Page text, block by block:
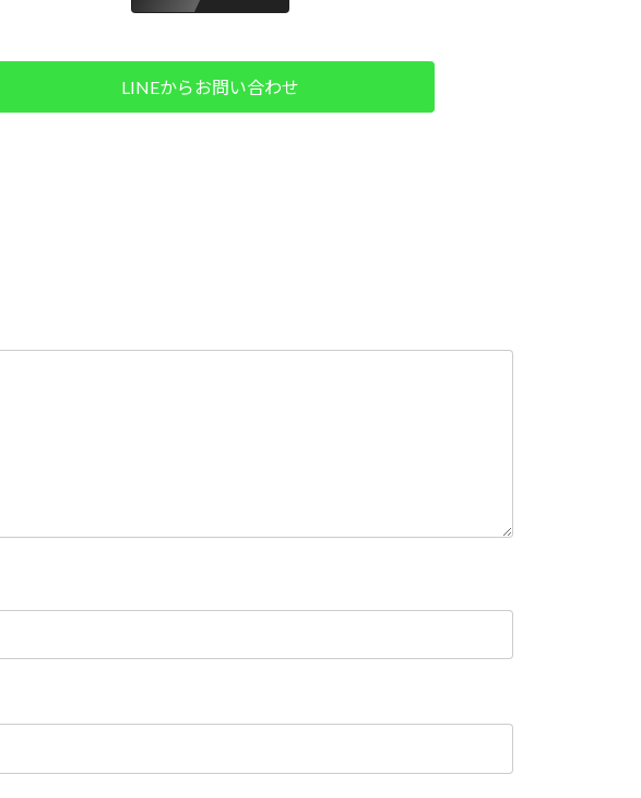
LINEからお問い合わせ